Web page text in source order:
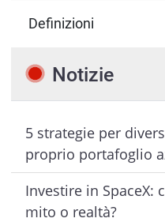
Definizioni
Notizie
5 strategie per
proprio portafoglio
Investire in SpaceX:
mito o realtà?